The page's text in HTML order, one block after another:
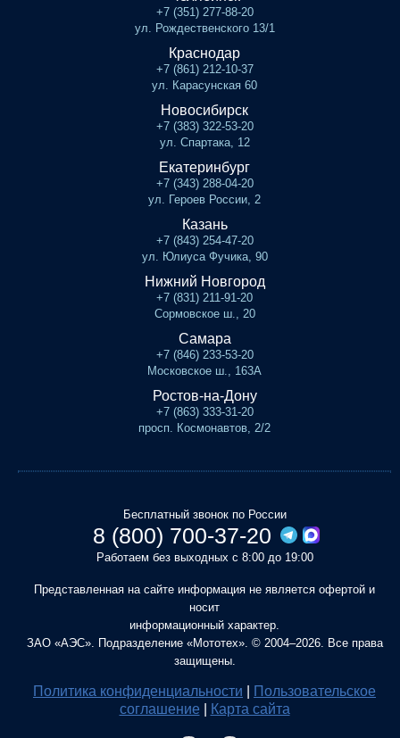
+7 (351) 277-88-20
ул. Рождественского 13/1
Краснодар
+7 (861) 212-10-37
ул. Карасунская 60
Новосибирск
+7 (383) 322-53-20
ул. Спартака, 12
Екатеринбург
+7 (343) 288-04-20
ул. Героев России, 2
Казань
+7 (843) 254-47-20
ул. Юлиуса Фучика, 90
Нижний Новгород
+7 (831) 211-91-20
Сормовское ш., 20
Самара
+7 (846) 233-53-20
Московское ш., 163А
Ростов-на-Дону
+7 (863) 333-31-20
просп. Космонавтов, 2/2
Бесплатный звонок по России
8 (800) 700-37-20
Работаем без выходных с 8:00 до 19:00
Представленная на сайте информация не является офертой и
носит
информационный характер.
ЗАО «АЭС». Подразделение «Мототех». © 2004–2026. Все права
защищены.
Политика конфиденциальности
Пользовательское
соглашение
Карта сайта